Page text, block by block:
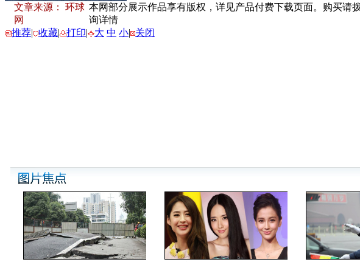
文章来源： 环球
网
本网部分展示作品享有版权，详见产品付费下载页面。购买请
询详情
推荐| 收藏| 打印| 大 中 小| 关闭